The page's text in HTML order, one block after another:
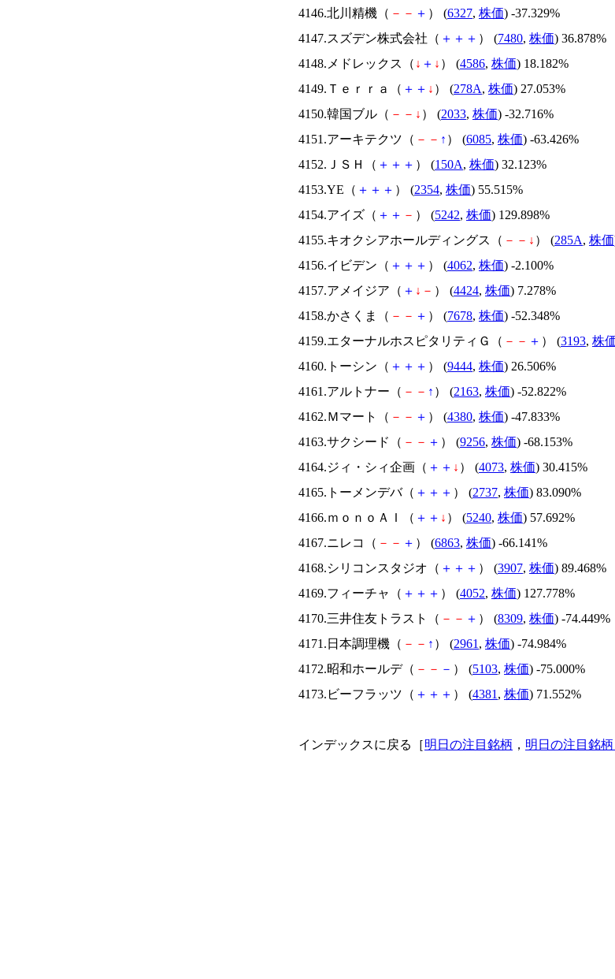
4146.北川精機（ － － ＋ ） (6327, 株価) -37.329%
4147.スズデン株式会社（ ＋ ＋ ＋ ） (7480, 株価) 36.878%
4148.メドレックス（ ↓ ＋ ↓ ） (4586, 株価) 18.182%
4149.Ｔｅｒｒａ（ ＋ ＋ ↓ ） (278A, 株価) 27.053%
4150.韓国ブル（ － － ↓ ） (2033, 株価) -32.716%
4151.アーキテクツ（ － － ↑ ） (6085, 株価) -63.426%
4152.ＪＳＨ（ ＋ ＋ ＋ ） (150A, 株価) 32.123%
4153.YE（ ＋ ＋ ＋ ） (2354, 株価) 55.515%
4154.アイズ（ ＋ ＋ － ） (5242, 株価) 129.898%
4155.キオクシアホールディングス（ － － ↓ ） (285A, 株価
4156.イビデン（ ＋ ＋ ＋ ） (4062, 株価) -2.100%
4157.アメイジア（ ＋ ↓ － ） (4424, 株価) 7.278%
4158.かさくま（ － － ＋ ） (7678, 株価) -52.348%
4159.エターナルホスピタリティＧ（ － － ＋ ） (3193, 株
4160.トーシン（ ＋ ＋ ＋ ） (9444, 株価) 26.506%
4161.アルトナー（ － － ↑ ） (2163, 株価) -52.822%
4162.Ｍマート（ － － ＋ ） (4380, 株価) -47.833%
4163.サクシード（ － － ＋ ） (9256, 株価) -68.153%
4164.ジィ・シィ企画（ ＋ ＋ ↓ ） (4073, 株価) 30.415%
4165.トーメンデバ（ ＋ ＋ ＋ ） (2737, 株価) 83.090%
4166.ｍｏｎｏＡＩ（ ＋ ＋ ↓ ） (5240, 株価) 57.692%
4167.ニレコ（ － － ＋ ） (6863, 株価) -66.141%
4168.シリコンスタジオ（ ＋ ＋ ＋ ） (3907, 株価) 89.468%
4169.フィーチャ（ ＋ ＋ ＋ ） (4052, 株価) 127.778%
4170.三井住友トラスト（ － － ＋ ） (8309, 株価) -74.449%
4171.日本調理機（ － － ↑ ） (2961 , 株価) -74.984%
4172.昭和ホールデ（ － － － ） (5103, 株価) -75.000%
4173.ビーフラッツ（ ＋ ＋ ＋ ） (4381 , 株価) 71.552%
インデックスに戻る［明日の注目銘柄 ， 明日の注目銘柄